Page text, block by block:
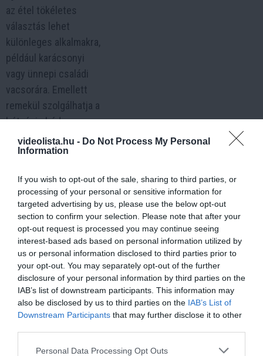
videolista.hu - Do Not Process My Personal
Information
If you wish to opt-out of the sale, sharing to third parties, or
processing of your personal or sensitive information for
targeted advertising by us, please use the below opt-out
section to confirm your selection. Please note that after your
opt-out request is processed you may continue seeing
interest-based ads based on personal information utilized by
us or personal information disclosed to third parties prior to
your opt-out. You may separately opt-out of the further
disclosure of your personal information by third parties on the
IAB’s list of downstream participants. This information may
also be disclosed by us to third parties on the IAB’s List of
Downstream Participants that may further disclose it to other
Please note that this website/app uses one or more Google
Personal Data Processing Opt Outs
az étel tökéletes
választás lehet
különleges alkalmakra,
például karácsonyi
vagy ünnepi családi
vacsorára. Emellett
remekül szolgálhatja a
hétvégi ebéd vagy
baráti összejövetelek
különleges fogásaként
gazdag ízeknek
köszönhetően minden
alkalommal
emlékezetes
ételélményt nyújt.
További videók
a témában